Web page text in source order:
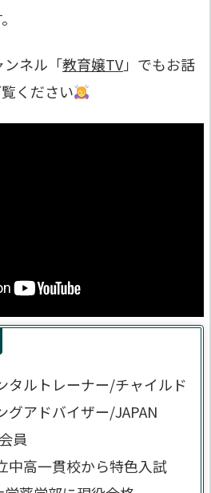
ンネル「教育嬢TV」でもお話
ください
タルトレーナー/チャイルド
グアドバイザー/JAPAN
員
中高一貫校から特色入試